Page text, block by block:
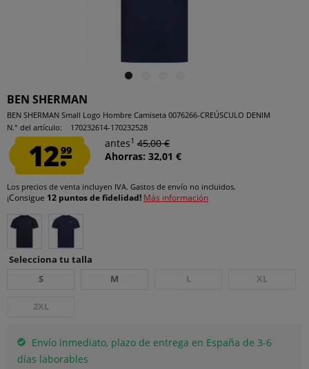
BEN SHERMAN
BEN SHERMAN Small Logo Hombre Camiseta 0076266-CREÚSCULO DENIM
N.° del artículo:
170232614-170232528
12.99
antes1 45,00 €
Ahorras: 32,01 €
Los precios de venta incluyen IVA. Gastos de envío no incluidos.
¡Consigue 12 puntos de fidelidad! Más información
Selecciona tu talla
S
M L XL
2XL
Envío inmediato, plazo de entrega en España de 3-6
días laborables